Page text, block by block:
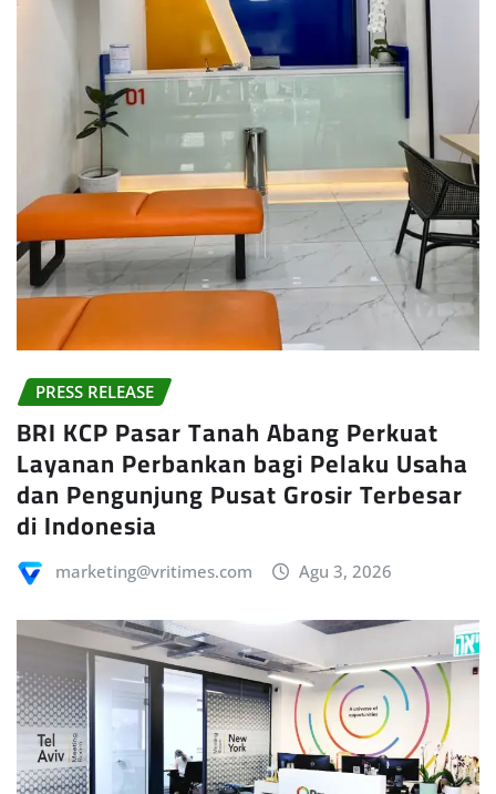
PRESS RELEASE
BRI KCP Pasar Tanah Abang Perkuat
Layanan Perbankan bagi Pelaku Usaha
dan Pengunjung Pusat Grosir Terbesar
di Indonesia
marketing@vritimes.com Agu 3, 2026